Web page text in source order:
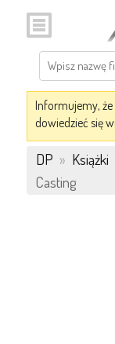
Informujemy, że
dowiedzieć się
DP » Książki
Casting